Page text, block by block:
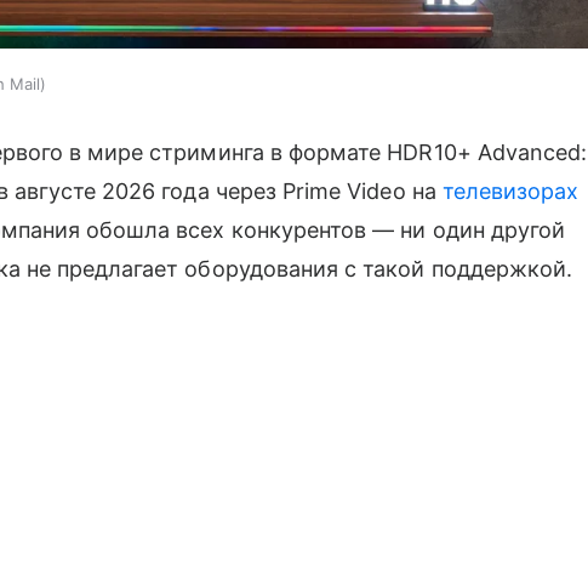
Mail
в мире стриминга в формате HDR10+ Advanced:
2026 года через Prime Video на телевизорах
обошла всех конкурентов — ни один другой
не предлагает оборудования с такой поддержкой.